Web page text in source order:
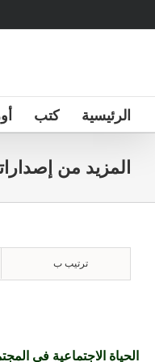
to
الرئيسية كتب
المزيد من
ترتيب ب
الحياة الاجتماعية في